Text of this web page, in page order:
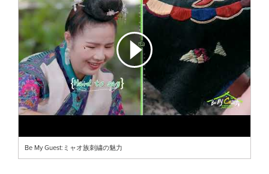
Be My Guest:ミャオ族刺繍の魅力